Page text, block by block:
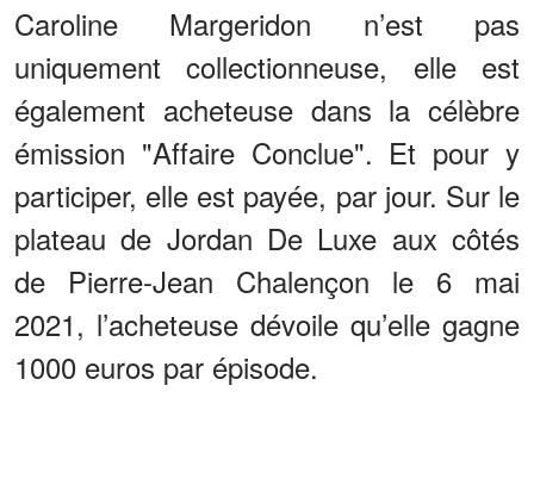
Caroline Margeridon n’est pas
uniquement collectionneuse, elle est
également acheteuse dans la célèbre
émission "Affaire Conclue". Et pour y
participer, elle est payée, par jour. Sur le
plateau de Jordan De Luxe aux côtés
de Pierre-Jean Chalençon le 6 mai
2021, l’acheteuse dévoile qu’elle gagne
1000 euros par épisode.